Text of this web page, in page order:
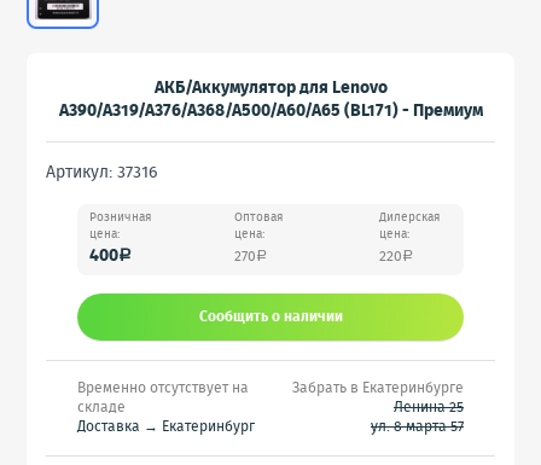
АКБ/Аккумулятор для Lenovo
A390/A319/A376/A368/A500/A60/A65 (BL171) - Премиум
Артикул: 37316
Розничная
цена:
400a
Оптовая
цена:
270 a
Дилерская
цена:
220 a
Сообщить o наличии
Временно отсутствует на
складе
Доставка → Екатеринбург
Забрать в Екатеринбурге
Ленина 25
ул. 8 марта 57